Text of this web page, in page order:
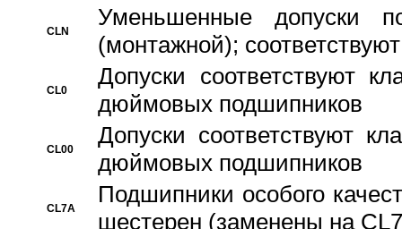
CLN
Уменьшенные
(монтажной);
CL0
Допуски соответствуют
дюймовых подшипников
CL00
Допуски соответствуют
дюймовых подшипников
CL7A
Подшипники особого
шестерен (заменены на